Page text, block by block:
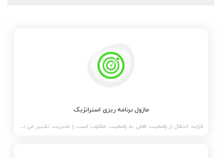
ماژول برنامه ریزی استراتژیک
فرایند انتقال از وضعیت فعلی به وضعیت مطلوب است را مدیریت تغییر می نامند و برنامه ریزی استراتژیک فرا